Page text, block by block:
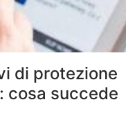
di protezione
cosa succede